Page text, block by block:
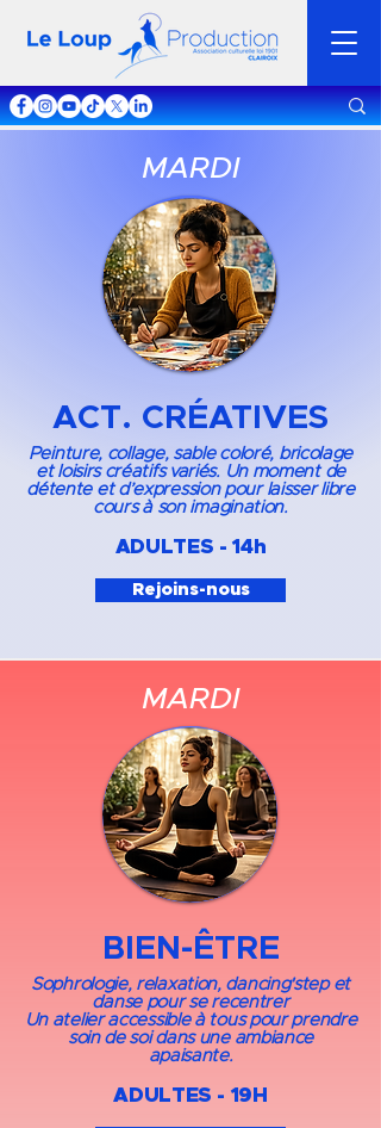
MARDI
ACT. CRÉATIVES
Peinture, collage, sable coloré, bricolage
et loisirs créatifs variés. Un moment de
détente et d’expression pour laisser libre
cours à son imagination.
ADULTES - 14h​
Rejoins-nous
MARDI
BIEN-ÊTRE
Sophrologie, relaxation, dancing'step et
danse pour se recentrer
Un atelier accessible à tous pour prendre
soin de soi dans une ambiance
apaisante.
ADULTES - 19H​